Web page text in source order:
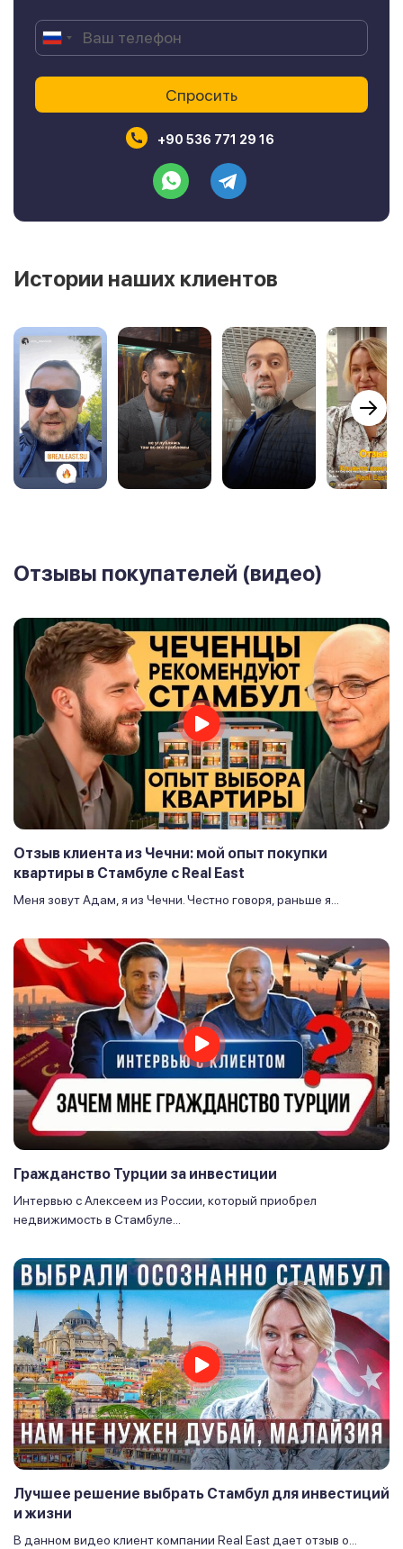
+90 536 771 29 16
Истории наших клиентов
Отзывы покупателей (видео)
Отзыв клиента из Чечни: мой опыт покупки
квартиры в Стамбуле с Real East
Меня зовут Адам, я из Чечни. Честно говоря, раньше я...
Гражданство Турции за инвестиции
Интервью с Алексеем из России, который приобрел
недвижимость в Стамбуле...
Лучшее решение выбрать Стамбул для инвестиций
и жизни
В данном видео клиент компании Real East дает отзыв о...